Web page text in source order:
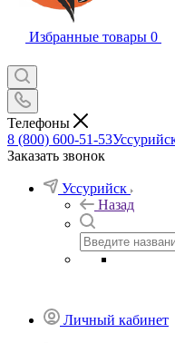
Избранные товары 0
Телефоны
8 (800) 600-51-53
Заказать звонок
Уссурийск
Назад
Личный кабинет